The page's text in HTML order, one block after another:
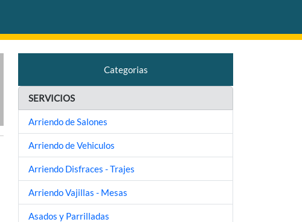
Categorias
SERVICIOS
Arriendo de Salones
Arriendo de Vehiculos
Arriendo Disfraces - Trajes
Arriendo Vajillas - Mesas
Asados y Parrilladas